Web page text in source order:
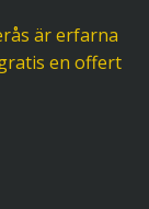
är erfarna
en offert